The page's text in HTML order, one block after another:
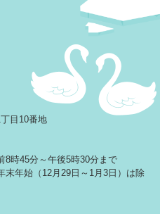
目10番地
8時45分～午後5時30分まで
末年始（12月29日～1月3日）は除